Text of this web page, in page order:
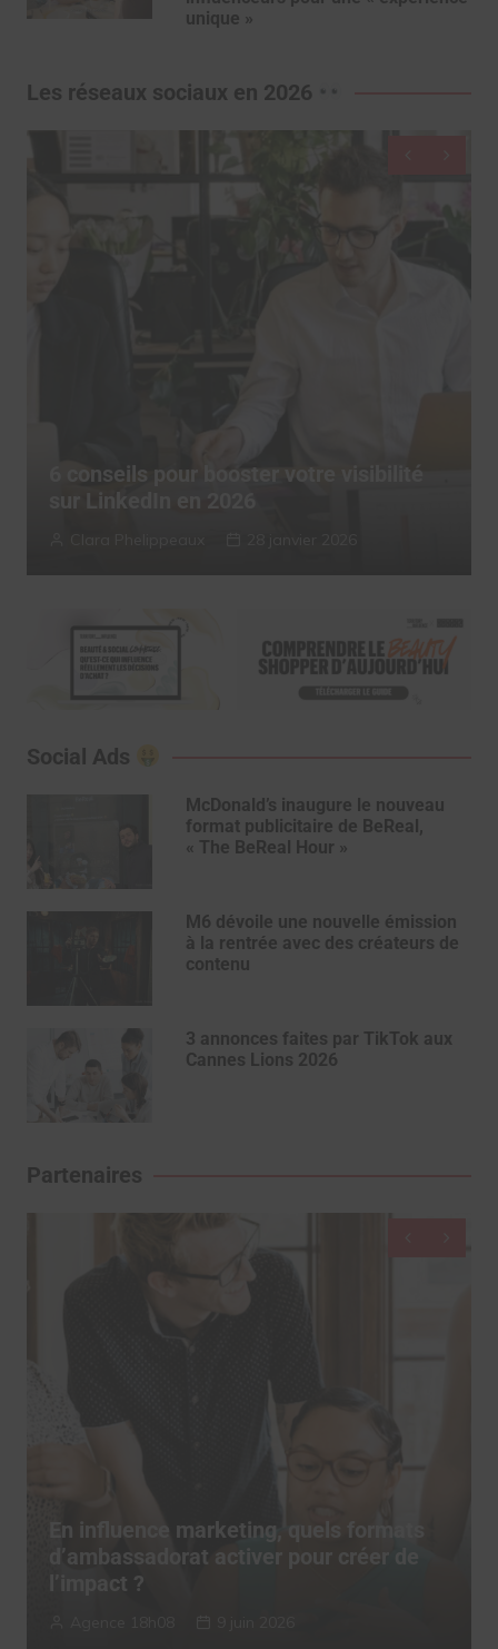
unique »
Les réseaux sociaux en 2026
publient sur les réseaux sociaux, depuis
2025
Social Ads
McDonald’s inaugure le nouveau
format publicitaire de BeReal,
« The BeReal Hour »
M6 dévoile une nouvelle émission
à la rentrée avec des créateurs de
contenu
3 annonces faites par TikTok aux
Cannes Lions 2026
Partenaires
TERRITORY Influence dévoile son
“Authenticity System” pour réconcilier
influence et confiance